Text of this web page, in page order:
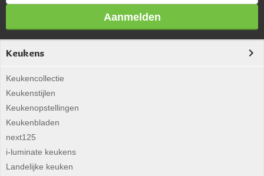
Aanmelden
Keukens
Keukencollectie
Keukenstijlen
Keukenopstellingen
Keukenbladen
next125
i-luminate keukens
Landelijke keuken